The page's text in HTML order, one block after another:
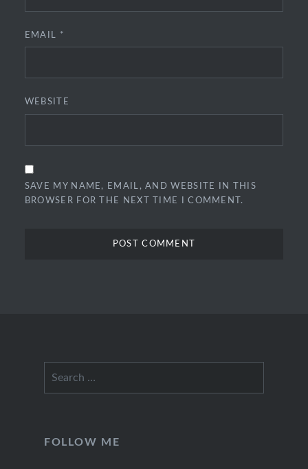
EMAIL *
WEBSITE
SAVE MY NAME, EMAIL, AND WEBSITE IN THIS
BROWSER FOR THE NEXT TIME I COMMENT.
FOLLOW ME